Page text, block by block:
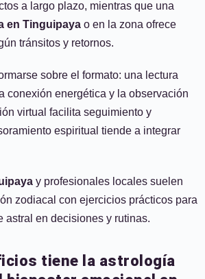
a largo plazo, mientras que una
en Tinguipaya o en la zona ofrece
tránsitos y retornos.
sobre el formato: una lectura
conexión energética y la observación
virtual facilita seguimiento y
espiritual tiende a integrar
y profesionales locales suelen
zodiacal con ejercicios prácticos para
astral en decisiones y rutinas.
tiene la astrología